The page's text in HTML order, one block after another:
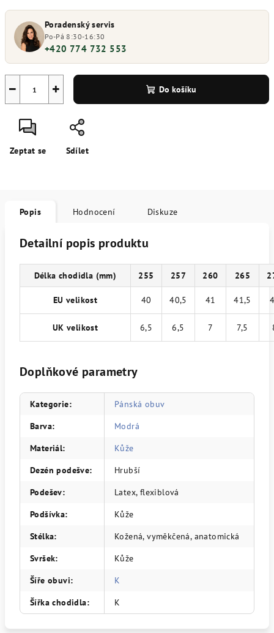
Poradenský servis
Po-Pá 8:30-16:30
+420 774 732 553
+
− Do košíku
Zeptat se Sdílet
Popis Hodnocení Diskuze
Detailní popis produktu
Délka chodidla (mm) 255 257 260 265
EU velikost 40 40,5 41 41,5
UK velikost 6,5 6,5 7 7,5
Doplňkové parametry
Kategorie:
Pánská obuv
Barva:
Modrá
Materiál:
Kůže
Dezén podešve:
Hrubší
Podešev:
Latex, flexiblová
Podšívka:
Kůže
Stélka:
Kožená, vyměkčená, anatomická
Svršek:
Kůže
Šíře obuvi:
K
Šířka chodidla: K